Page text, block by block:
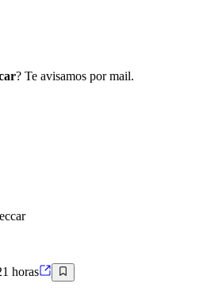
? Te avisamos por mail.
horas